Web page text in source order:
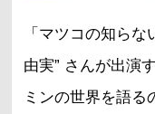
「マツコの知ら
由実” さんが出演
ミンの世界を語る